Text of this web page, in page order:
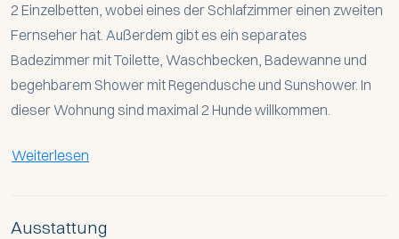
2 Einzelbetten, wobei eines der Schlafzimmer einen zweiten
Fernseher hat. Außerdem gibt es ein separates
Badezimmer mit Toilette, Waschbecken, Badewanne und
begehbarem Shower mit Regendusche und Sunshower. In
dieser Wohnung sind maximal 2 Hunde willkommen.
Weiterlesen
Ausstattung